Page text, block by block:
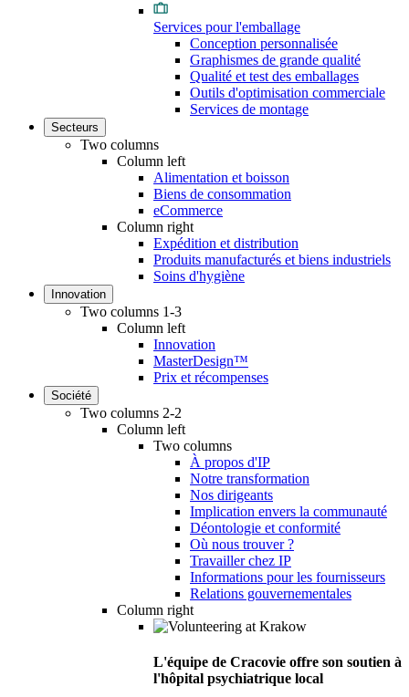
Services pour l'emballage
Conception personnalisée
Graphismes de grande qualité
Qualité et test des emballages
Outils d'optimisation commerciale
Services de montage
Secteurs
Two columns
Column left
Alimentation et boisson
Biens de consommation
eCommerce
Column right
Expédition et distribution
Produits manufacturés et biens industriels
Soins d'hygiène
Innovation
Two columns 1-3
Column left
Innovation
MasterDesign™
Prix et récompenses
Société
Two columns 2-2
Column left
Two columns
À propos d'IP
Notre transformation
Nos dirigeants
Implication envers la communauté
Déontologie et conformité
Où nous trouver ?
Travailler chez IP
Informations pour les fournisseurs
Relations gouvernementales
Column right
L'équipe de Cracovie offre son soutien à
l'hôpital psychiatrique local